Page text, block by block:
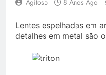
Agitosp 8 Anos Ago
Lentes espelhadas em
detalhes em metal são